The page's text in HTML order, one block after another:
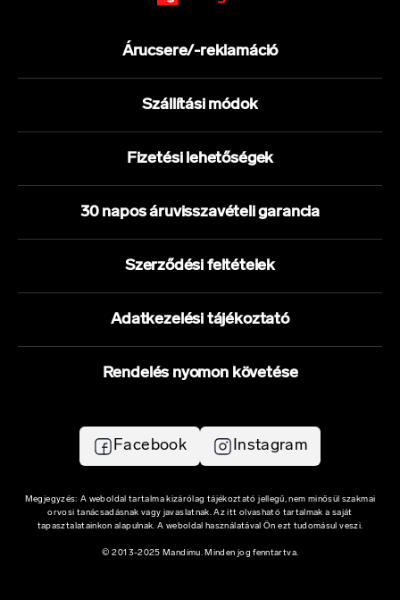
Árucsere/-reklamáció
Szállítási módok
Fizetési lehetőségek
30 napos áruvisszavételi garancia
Szerződési feltételek
Adatkezelési tájékoztató
Rendelés nyomon követése
Facebook Instagram
Megjegyzés: A weboldal tartalma kizárólag tájékoztató jellegű, nem minősül szakmai
orvosi tanácsadásnak vagy javaslatnak. Az itt olvasható tartalmak a saját
tapasztalatainkon alapulnak. A weboldal használatával Ön ezt tudomásul veszi.
© 2013-2025 Mandimu. Minden jog fenntartva.